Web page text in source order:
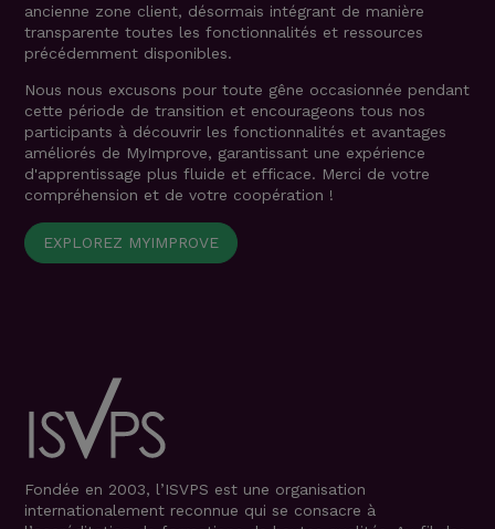
ancienne zone client, désormais intégrant de manière
transparente toutes les fonctionnalités et ressources
précédemment disponibles.
Nous nous excusons pour toute gêne occasionnée pendant
cette période de transition et encourageons tous nos
participants à découvrir les fonctionnalités et avantages
améliorés de MyImprove, garantissant une expérience
d'apprentissage plus fluide et efficace. Merci de votre
compréhension et de votre coopération !
EXPLOREZ MYIMPROVE
Fondée en 2003, l’ISVPS est une organisation
internationalement reconnue qui se consacre à